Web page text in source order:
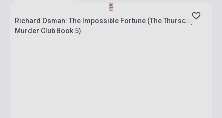
Richard Osman: The Impossible Fortune (The Thursday
Murder Club Book 5)